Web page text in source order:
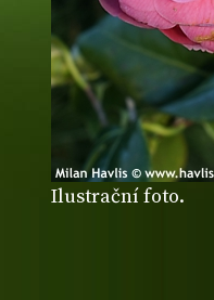
Ilustrační foto.